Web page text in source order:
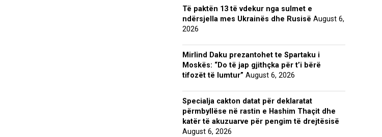
Të paktën 13 të vdekur nga sulmet e
ndërsjella mes Ukrainës dhe Rusisë August 6,
2026
Mirlind Daku prezantohet te Spartaku i
Moskës: “Do të jap gjithçka për t’i bërë
tifozët të lumtur” August 6, 2026
Specialja cakton datat për deklaratat
përmbyllëse në rastin e Hashim Thaçit dhe
katër të akuzuarve për pengim të drejtësisë
August 6, 2026